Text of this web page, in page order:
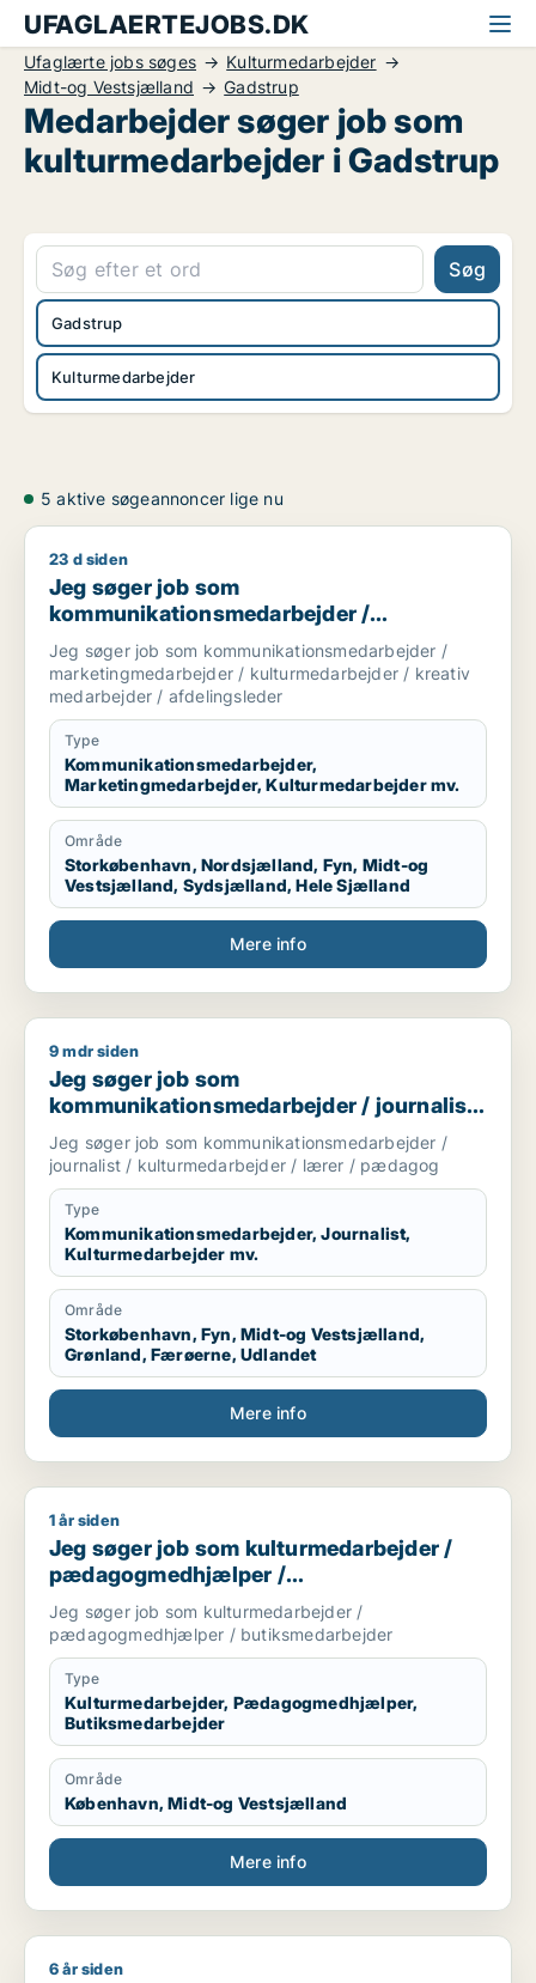
UFAGLAERTEJOBS.DK
Ufaglærte jobs søges
Kulturmedarbejder
Midt-og Vestsjælland
Gadstrup
Medarbejder søger job som
kulturmedarbejder i Gadstrup
Søg
Kulturmedarbejder
Gadstrup
5 aktive søgeannoncer lige nu
Jeg søger job som kommunikationsmedarbejder /
23 d siden
Jeg søger job som
kommunikationsmedarbejder /
marketingmedarbejder /
kulturmedarbejder / kreativ medarbejder /
afdelingsleder
Jeg søger job som kommunikationsmedarbejder /
marketingmedarbejder / kulturmedarbejder / kreativ
medarbejder / afdelingsleder
Type
Kommunikationsmedarbejder,
Marketingmedarbejder, Kulturmedarbejder mv.
Område
Storkøbenhavn, Nordsjælland, Fyn, Midt-og
Vestsjælland, Sydsjælland, Hele Sjælland
Mere info
Jeg søger job som kommunikationsmedarbejder /
9 mdr siden
Jeg søger job som
kommunikationsmedarbejder / journalist
/ kulturmedarbejder / lærer / pædagog
Jeg søger job som kommunikationsmedarbejder /
journalist / kulturmedarbejder / lærer / pædagog
Type
Kommunikationsmedarbejder, Journalist,
Kulturmedarbejder mv.
Område
Storkøbenhavn, Fyn, Midt-og Vestsjælland,
Grønland, Færøerne, Udlandet
Mere info
Jeg søger job som kulturmedarbejder /
1 år siden
Jeg søger job som kulturmedarbejder /
pædagogmedhjælper /
butiksmedarbejder
Jeg søger job som kulturmedarbejder /
pædagogmedhjælper / butiksmedarbejder
Type
Kulturmedarbejder, Pædagogmedhjælper,
Butiksmedarbejder
Område
København, Midt-og Vestsjælland
Mere info
Sandy søger job som kommunikationsmedarbejder /
6 år siden